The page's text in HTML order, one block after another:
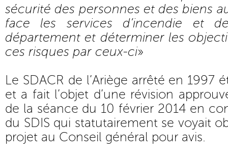
sécurité des personnes et des biens
face les services d’incendie et
département et déterminer les
ces risques par ceux-ci»
Le SDACR de l’Ariège arrêté en 1997
et a fait l’objet d’une révision
de la séance du 10 février 2014 en
du SDIS qui statutairement se voyait
projet au Conseil général pour avis.